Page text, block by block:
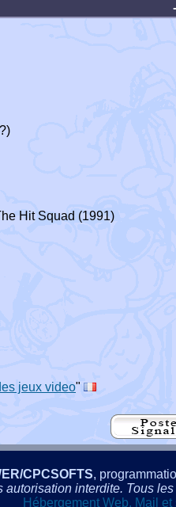
Hit Squad (1991)
jeux video"
CPCSOFTS,
autorisation interdite. Tous
Hébergement Web, Mail